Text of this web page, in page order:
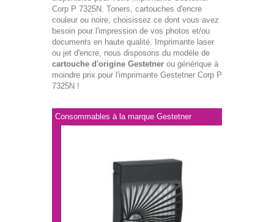
Corp P 7325N. Toners, cartouches d'encre
couleur ou noire, choisissez ce dont vous avez
besoin pour l'impression de vos photos et/ou
documents en haute qualité. Imprimante laser
ou jet d'encre, nous disposons du modèle de
cartouche d'origine Gestetner ou générique à
moindre prix pour l'imprimante Gestetner Corp P
7325N !
Consommables à la marque Gestetner